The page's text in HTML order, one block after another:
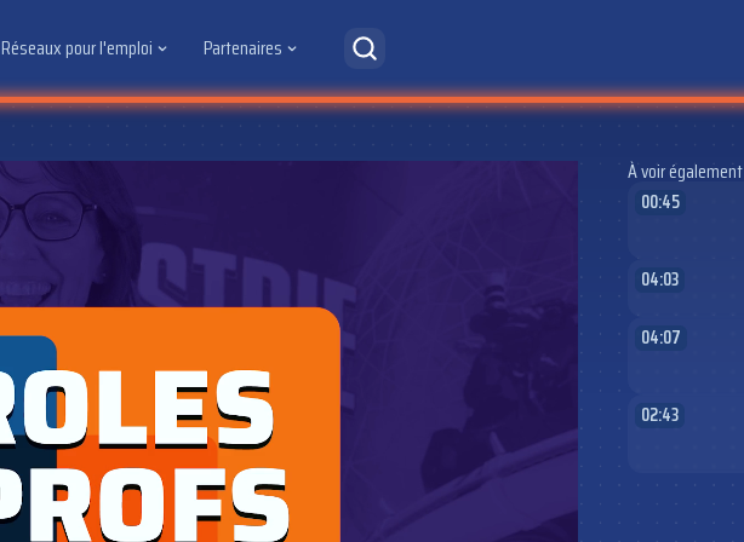
Réseaux pour l'emploi Partenaires
À voir également
00:45
04:03
04:07
02:43